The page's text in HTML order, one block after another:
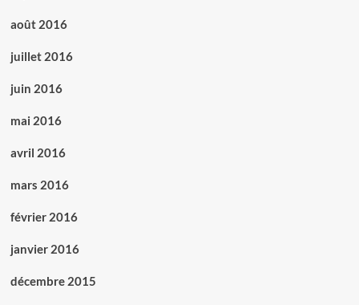
août 2016
juillet 2016
juin 2016
mai 2016
avril 2016
mars 2016
février 2016
janvier 2016
décembre 2015